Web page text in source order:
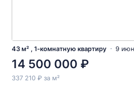
43 м² , 1-комнатную квартиру 9
14 500 000 ₽
337 210 ₽ за м²